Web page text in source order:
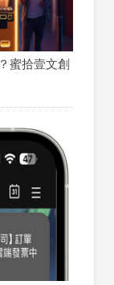
蜜拾壹文創